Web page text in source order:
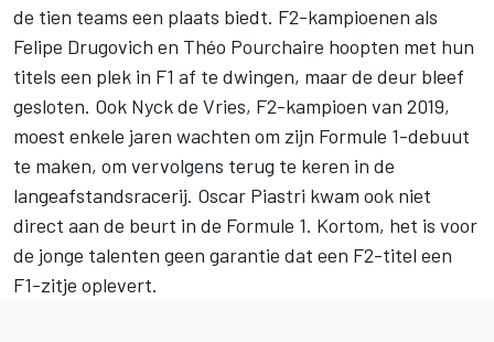
de tien teams een plaats biedt. F2-kampioenen als
Felipe Drugovich en Théo Pourchaire hoopten met hun
titels een plek in F1 af te dwingen, maar de deur bleef
gesloten. Ook Nyck de Vries, F2-kampioen van 2019,
moest enkele jaren wachten om zijn Formule 1-debuut
te maken, om vervolgens terug te keren in de
langeafstandsracerij. Oscar Piastri kwam ook niet
direct aan de beurt in de Formule 1. Kortom, het is voor
de jonge talenten geen garantie dat een F2-titel een
F1-zitje oplevert.